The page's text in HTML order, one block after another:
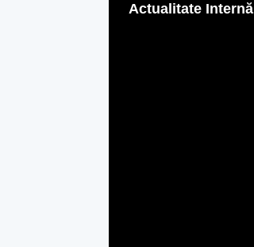
Actualitate Internă